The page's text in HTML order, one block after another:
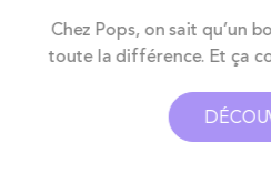
Chez Pops, on sait qu’un
toute la différence. Et ça commence par une pause
d’équipe ou ateliers pro,
créer un coin buffet simple,